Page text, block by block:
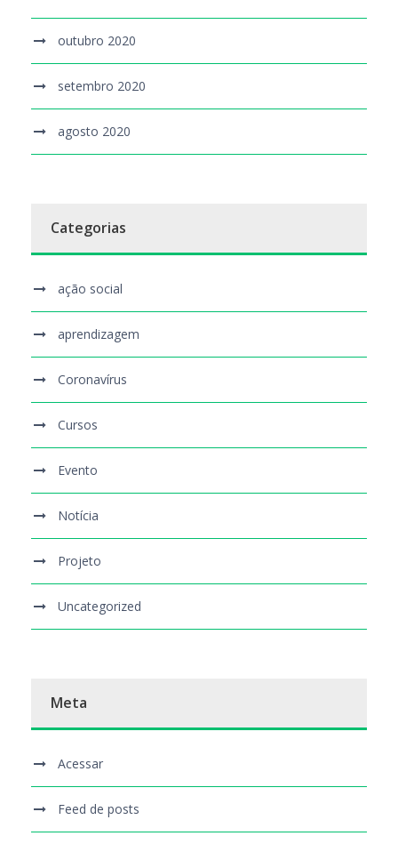
outubro 2020
setembro 2020
agosto 2020
Categorias
ação social
aprendizagem
Coronavírus
Cursos
Evento
Notícia
Projeto
Uncategorized
Meta
Acessar
Feed de posts